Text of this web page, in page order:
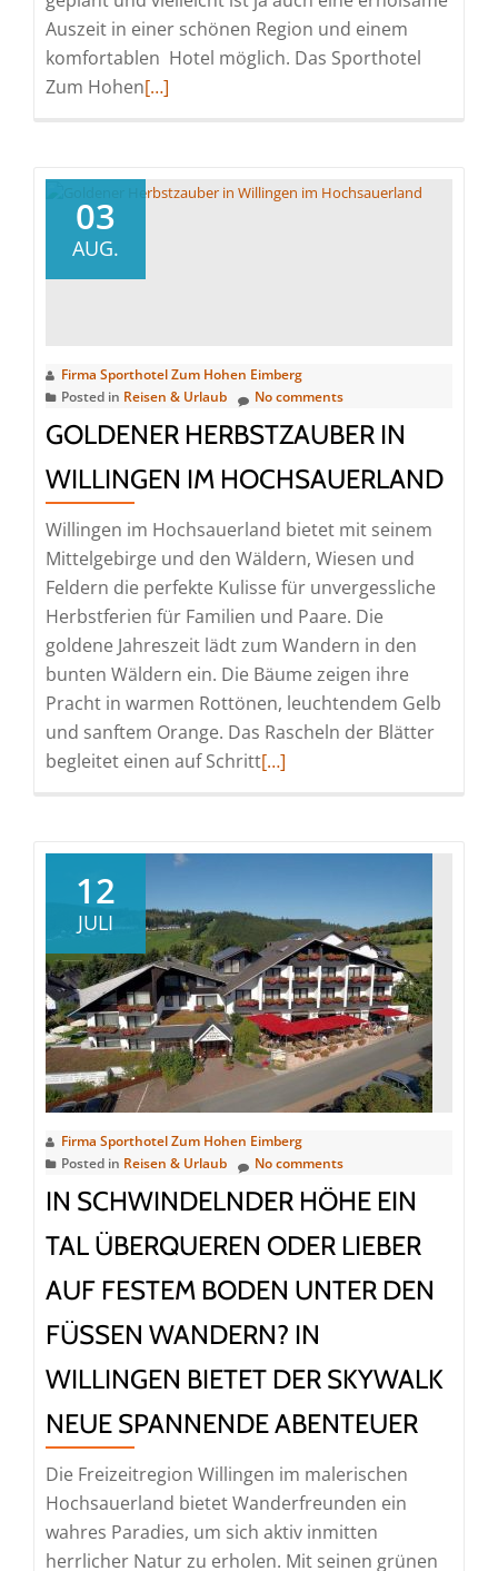
Auszeit in einer schönen Region und einem
komfortablen Hotel möglich. Das Sporthotel
Zum HohenRead
Advent,
im
Hochsauerland
genießen
[…]
03
AUG.
Firma Sporthotel Zum Hohen Eimberg
Posted in Reisen & Urlaub No comments
GOLDENER HERBSTZAUBER IN
WILLINGEN IM HOCHSAUERLAND
Willingen im Hochsauerland bietet mit seinem
Mittelgebirge und den Wäldern, Wiesen und
Feldern die perfekte Kulisse für unvergessliche
Herbstferien für Familien und Paare. Die
goldene Jahreszeit lädt zum Wandern in den
bunten Wäldern ein. Die Bäume zeigen ihre
Pracht in warmen Rottönen, leuchtendem Gelb
und sanftem Orange. Das Rascheln der Blätter
begleitet einen auf SchrittRead
Willingen
im
Hochsauerland
[…]
12
JULI
Firma Sporthotel Zum Hohen Eimberg
Posted in Reisen & Urlaub No comments
IN SCHWINDELNDER HÖHE EIN
TAL ÜBERQUEREN ODER LIEBER
AUF FESTEM BODEN UNTER DEN
FÜSSEN WANDERN? IN W
ILLINGEN BIETET DER SKYWALK N
EUE SPANNENDE ABENTEUER
Die Freizeitregion Willingen im malerischen
Hochsauerland bietet Wanderfreunden ein
wahres Paradies, um sich aktiv inmitten
herrlicher Natur zu erholen. Mit seinen grünen